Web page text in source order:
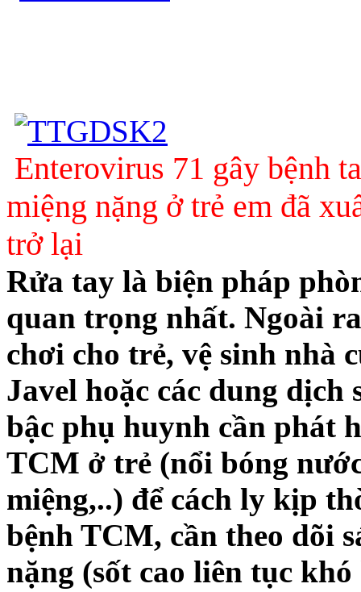
Enterovirus 71 gây bệnh
miệng nặng ở trẻ em đã
trở lại
Rửa tay là biện pháp
quan trọng nhất. Ngoài
chơi cho trẻ, vệ sinh nhà
Javel hoặc các dung
bậc phụ huynh cần phát
TCM ở trẻ (nổi bóng
miệng,..) để cách ly kịp
bệnh TCM, cần theo dõi
nặng (sốt cao liên tục